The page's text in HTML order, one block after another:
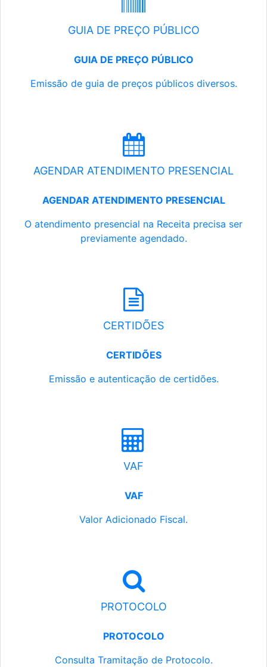
GUIA DE PREÇO PÚBLICO
GUIA DE PREÇO PÚBLICO
Emissão de guia de preços públicos diversos.
AGENDAR ATENDIMENTO PRESENCIAL
AGENDAR ATENDIMENTO PRESENCIAL
O atendimento presencial na Receita precisa ser
previamente agendado.
CERTIDÕES
CERTIDÕES
Emissão e autenticação de certidões.
VAF
VAF
Valor Adicionado Fiscal.
PROTOCOLO
PROTOCOLO
Consulta Tramitação de Protocolo.